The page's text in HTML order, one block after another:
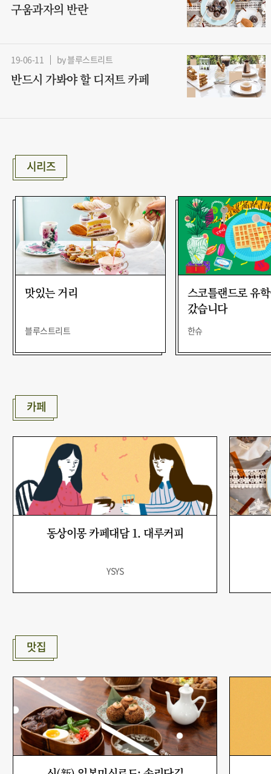
구움과자의 반란
19-06-11 by 블루스트리트
반드시 가봐야 할 디저트 카페
시리즈
맛있는 거리
블루스트리트
스코틀랜드로 유
갔습니다
한슈
카페
동상이몽 카페대담 1. 대루커피
YSYS
맛집